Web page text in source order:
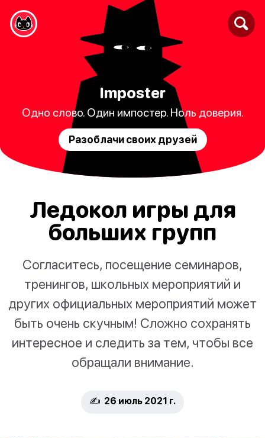
Imposter
Одно слово. Один импостер. Ноль доверия.
Разоблачи своих друзей
Ледокол игры для
больших групп
Согласитесь, посещение семинаров,
тренингов, школьных мероприятий и
других официальных мероприятий может
быть очень скучным! Сложно сохранять
интересное и следить за тем, чтобы все
обращали внимание.
✍️ 26 июль 2021 г.